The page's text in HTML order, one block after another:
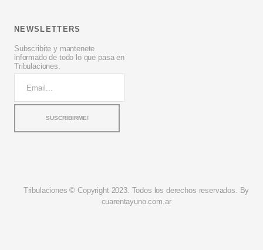
NEWSLETTERS
Subscribite y mantenete
informado de todo lo que pasa en
Tribulaciones.
Tribulaciones © Copyright 2023. Todos los derechos reservados. By
cuarentayuno.com.ar